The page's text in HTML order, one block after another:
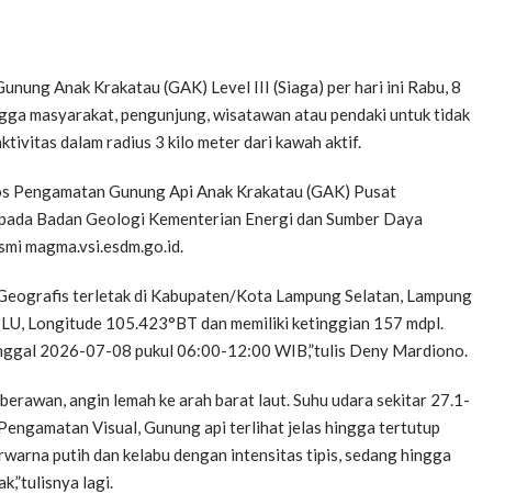
Anak Krakatau (GAK) Level III (Siaga) per hari ini Rabu, 8
masyarakat, pengunjung, wisatawan atau pendaki untuk tidak
dalam radius 3 kilo meter dari kawah aktif.
Gunung Api Anak Krakatau (GAK) Pusat
Badan Geologi Kementerian Energi dan Sumber Daya
magma.vsi.esdm.go.id.
terletak di Kabupaten/Kota Lampung Selatan, Lampung
Longitude 105.423°BT dan memiliki ketinggian 157 mdpl.
2026-07-08 pukul 06:00-12:00 WIB,”tulis Deny Mardiono.
angin lemah ke arah barat laut. Suhu udara sekitar 27.1-
Visual, Gunung api terlihat jelas hingga tertutup
putih dan kelabu dengan intensitas tipis, sedang hingga
lagi.